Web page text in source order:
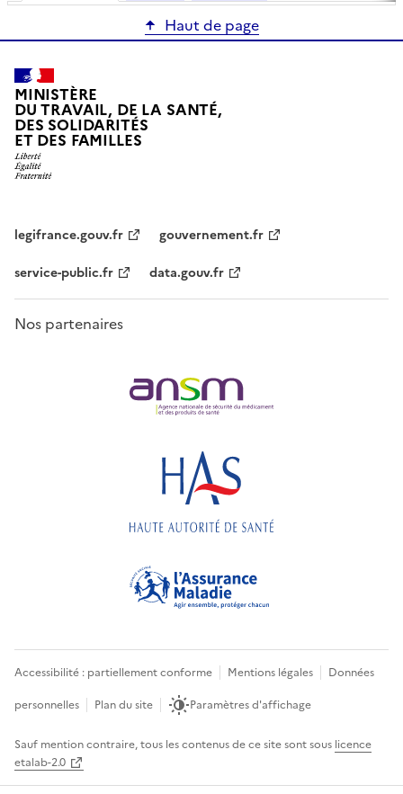
Haut de page
MINISTÈRE
DU TRAVAIL, DE LA SANTÉ,
DES SOLIDARITÉS
ET DES FAMILLES
legifrance.gouv.fr
gouvernement.fr
service-public.fr
data.gouv.fr
Nos partenaires
Accessibilité : partiellement conforme Mentions légales
Données
personnelles
Plan du site Paramètres d'affichage
Sauf mention contraire, tous les contenus de ce site sont sous licence
etalab-2.0